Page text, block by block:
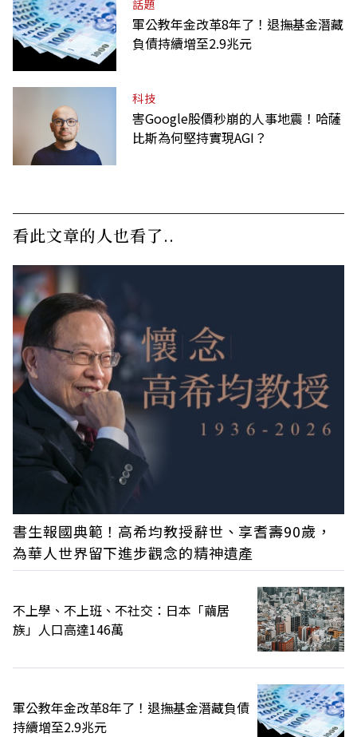
話題
軍公教年金改革8年了！退撫基金潛藏
負債持續增至2.9兆元
科技
害Google股價秒崩的人事地震！哈薩
比斯為何堅持實現AGI？
看此文章的人也看了..
書生報國典範！高希均教授辭世、享耆壽90歲，
為華人世界留下進步觀念的精神遺產
不上學、不上班、不社交：日本「繭居
族」人口高達146萬
軍公教年金改革8年了！退撫基金潛藏負債
持續增至2.9兆元